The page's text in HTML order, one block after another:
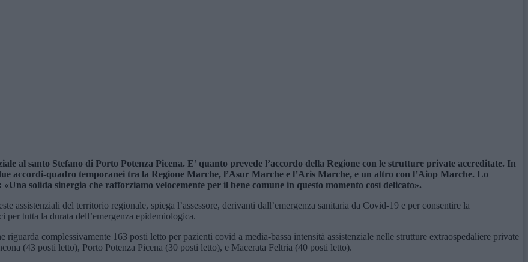
al santo Stefano di Porto Potenza Picena. E’ quanto prevede l’accordo della Regione con le strutture private accreditate. In
accordi-quadro temporanei tra la Regione Marche, l’Asur Marche e l’Aris Marche, e un altro con l’Aiop Marche. Lo
solida sinergia che rafforziamo velocemente per il bene comune in questo momento così delicato».
assistenziali del territorio regionale, spiega l’assessore, derivanti dall’emergenza sanitaria da Covid-19 e per consentire la
tutta la durata dell’emergenza epidemiologica.
complessivamente 163 posti letto per pazienti covid a media-bassa intensità assistenziale nelle strutture extraospedaliere private
(43 posti letto), Porto Potenza Picena (30 posti letto), e Macerata Feltria (40 posti letto).